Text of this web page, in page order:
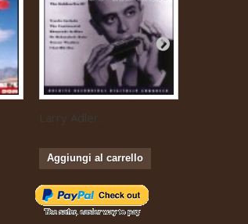
Larry Adler...
Aggiungi al carrello